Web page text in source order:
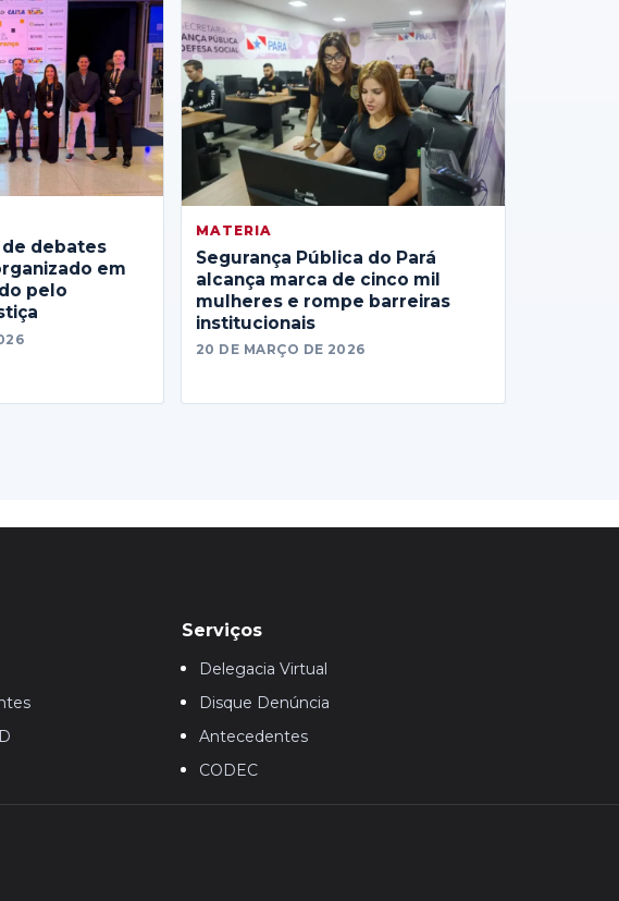
debates
em
pelo
MATERIA
Segurança Pública do Pará
alcança marca de cinco mil
mulheres e rompe barreiras
institucionais
20 DE MARÇO DE 2026
Serviços
Delegacia Virtual
Disque Denúncia
Antecedentes
CODEC